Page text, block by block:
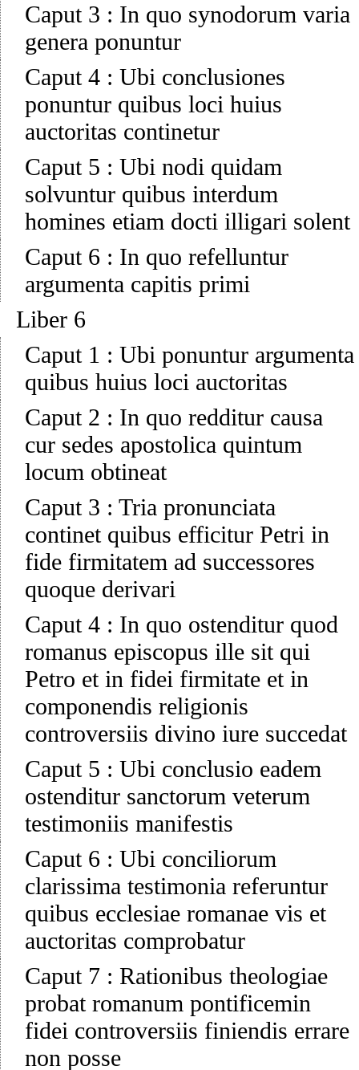
Caput 3 : In quo synodorum varia
genera ponuntur
Caput 4 : Ubi conclusiones
ponuntur quibus loci huius
auctoritas continetur
Caput 5 : Ubi nodi quidam
solvuntur quibus interdum
homines etiam docti illigari solent
Caput 6 : In quo refelluntur
argumenta capitis primi
Liber 6
Caput 1 : Ubi ponuntur argumenta
quibus huius loci auctoritas
Caput 2 : In quo redditur causa
cur sedes apostolica quintum
locum obtineat
Caput 3 : Tria pronunciata
continet quibus efficitur Petri in
fide firmitatem ad successores
quoque derivari
Caput 4 : In quo ostenditur quod
romanus episcopus ille sit qui
Petro et in fidei firmitate et in
componendis religionis
controversiis divino iure succedat
Caput 5 : Ubi conclusio eadem
ostenditur sanctorum veterum
testimoniis manifestis
Caput 6 : Ubi conciliorum
clarissima testimonia referuntur
quibus ecclesiae romanae vis et
auctoritas comprobatur
Caput 7 : Rationibus theologiae
probat romanum pontificemin
fidei controversiis finiendis errare
non posse